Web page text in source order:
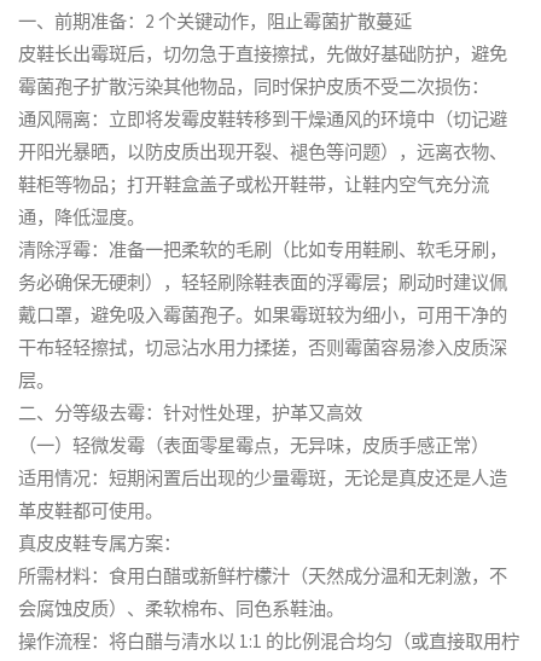
一、前期准备：2 个关键动作，阻止霉菌扩散蔓延
皮鞋长出霉斑后，切勿急于直接擦拭，先做好基础防护，避免
霉菌孢子扩散污染其他物品，同时保护皮质不受二次损伤：
通风隔离：立即将发霉皮鞋转移到干燥通风的环境中（切记避
开阳光暴晒，以防皮质出现开裂、褪色等问题），远离衣物、
鞋柜等物品；打开鞋盒盖子或松开鞋带，让鞋内空气充分流
通，降低湿度。
清除浮霉：准备一把柔软的毛刷（比如专用鞋刷、软毛牙刷，
务必确保无硬刺），轻轻刷除鞋表面的浮霉层；刷动时建议佩
戴口罩，避免吸入霉菌孢子。如果霉斑较为细小，可用干净的
干布轻轻擦拭，切忌沾水用力揉搓，否则霉菌容易渗入皮质深
层。
二、分等级去霉：针对性处理，护革又高效
（一）轻微发霉（表面零星霉点，无异味，皮质手感正常）
适用情况：短期闲置后出现的少量霉斑，无论是真皮还是人造
革皮鞋都可使用。
真皮皮鞋专属方案：
所需材料：食用白醋或新鲜柠檬汁（天然成分温和无刺激，不
会腐蚀皮质）、柔软棉布、同色系鞋油。
操作流程：将白醋与清水以 1:1 的比例混合均匀（或直接取用柠